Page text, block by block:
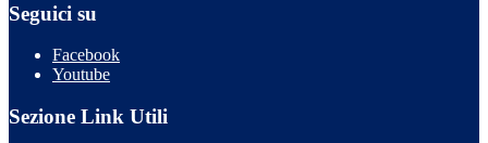
Seguici su
Facebook
Youtube
Sezione Link Utili